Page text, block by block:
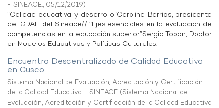
- SINEACE., 05/12/2019)
“Calidad educativa y desarrollo”Carolina Barrios, presidenta
del CDAH del Sineace// “Ejes esenciales en la evaluación de
competencias en la educación superior”Sergio Tobon, Doctor
en Modelos Educativos y Políticas Culturales.
Encuentro Descentralizado de Calidad Educativa
en Cusco
Sistema Nacional de Evaluación, Acreditación y Certificación
de la Calidad Educativa - SINEACE (Sistema Nacional de
Evaluación, Acreditación y Certificación de la Calidad Educativa